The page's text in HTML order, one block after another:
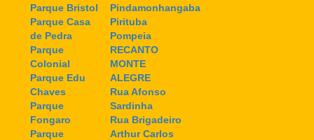
Parque Bristol
Parque Casa
de Pedra
Parque
Colonial
Parque Edu
Chaves
Parque
Fongaro
Parque
Pindamonhangaba
Pirituba
Pompeia
RECANTO
MONTE
ALEGRE
Rua Afonso
Sardinha
Rua Brigadeiro
Arthur Carlos